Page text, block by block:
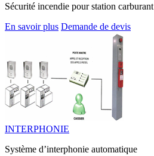
Sécurité incendie pour station carburant
En savoir plus Demande de devis
INTERPHONIE
Système d’interphonie automatique